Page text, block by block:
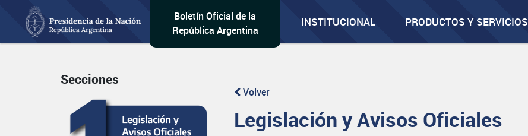
Boletín Oficial de la
República Argentina
INSTITUCIONAL PRODUCTOS Y SERVICIOS
Secciones
Volver
Legislación y Avisos Oficiales